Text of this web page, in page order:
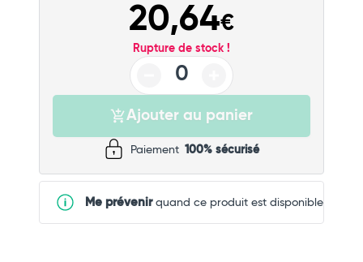
20,64€
Rupture de stock !
Ajouter au panier
Paiement 100% sécurisé
Me prévenirquand ce produit est disponible